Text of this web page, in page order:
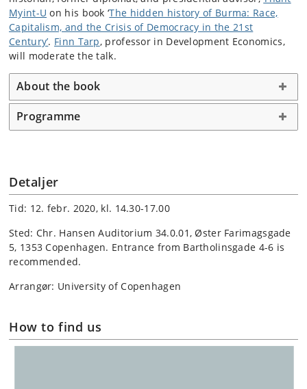
Myint-U on his book ‘The hidden history of Burma: Race,
Capitalism, and the Crisis of Democracy in the 21st
Century’. Finn Tarp, professor in Development Economics,
will moderate the talk.
About the book
Programme
Detaljer
Tid: 12. febr. 2020, kl. 14.30-17.00
Sted: Chr. Hansen Auditorium 34.0.01, Øster Farimagsgade
5, 1353 Copenhagen. Entrance from Bartholinsgade 4-6 is
recommended.
Arrangør: University of Copenhagen
How to find us